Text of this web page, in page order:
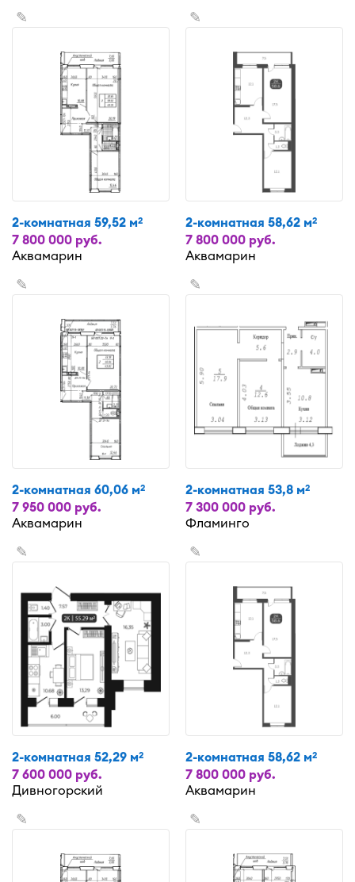
✎
2-комнатная 59,52 м2
7 800 000 руб.
Аквамарин
✎
2-комнатная 58,62 м2
7 800 000 руб.
Аквамарин
✎
2-комнатная 60,06 м2
7 950 000 руб.
Аквамарин
✎
2-комнатная 53,8 м2
7 300 000 руб.
Фламинго
✎
2-комнатная 52,29 м2
7 600 000 руб.
Дивногорский
✎
2-комнатная 58,62 м2
7 800 000 руб.
Аквамарин
✎ ✎